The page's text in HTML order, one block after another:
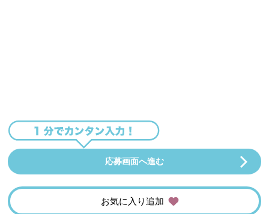
応募画面へ進む
お気に入り追加